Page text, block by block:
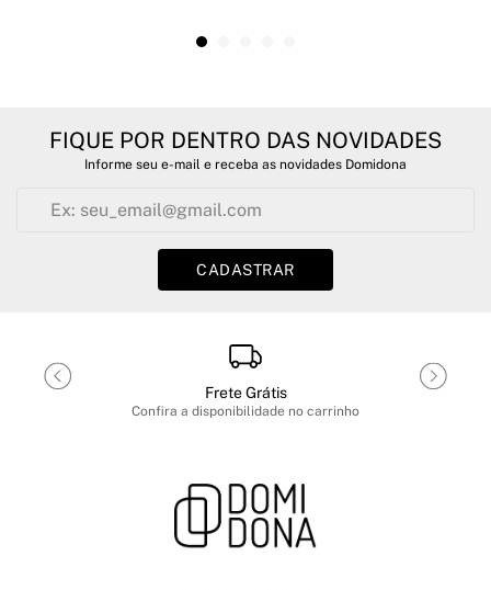
FIQUE POR DENTRO DAS NOVIDADES
Informe seu e-mail e receba as novidades Domidona
CADASTRAR
Frete Grátis
Confira a disponibilidade no carrinho